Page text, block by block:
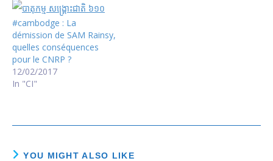
#cambodge : La
démission de SAM Rainsy,
quelles conséquences
pour le CNRP ?
12/02/2017
In "CI"
YOU MIGHT ALSO LIKE